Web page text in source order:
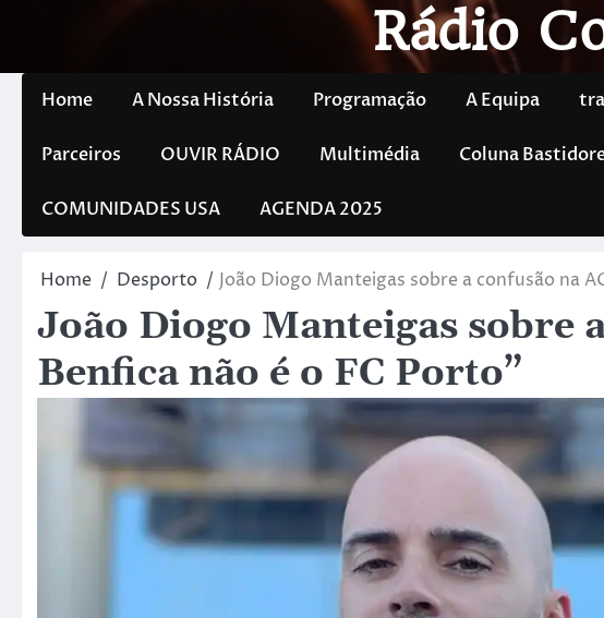
Rádio
Home A Nossa História Programação A Equipa
Parceiros OUVIR RÁDIO Multimédia Coluna
COMUNIDADES USA AGENDA 2025
Home Desporto João Diogo Manteigas sobre a confusão na
João Diogo Manteigas sobre
Benfica não é o FC Porto”